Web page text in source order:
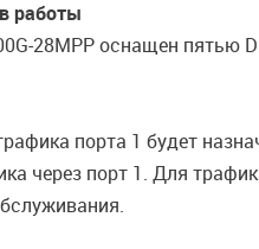
работы
28MPP оснащен
порта 1 будет
через порт 1. Для